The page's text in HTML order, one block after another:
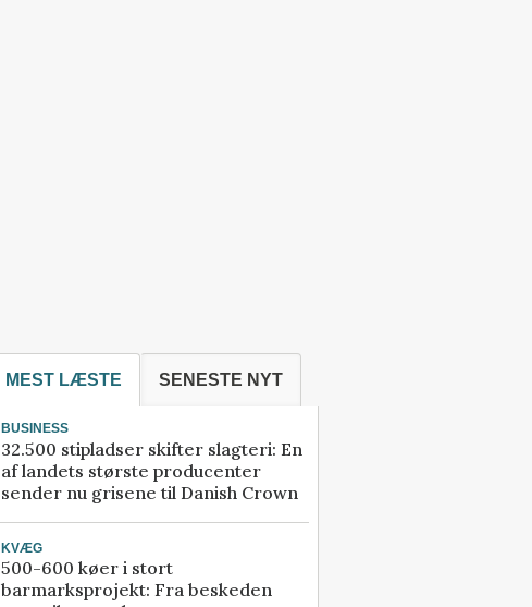
MEST LÆSTE SENESTE NYT
BUSINESS
32.500 stipladser skifter slagteri: En
af landets største producenter
sender nu grisene til Danish Crown
KVÆG
500-600 køer i stort
barmarksprojekt: Fra beskeden